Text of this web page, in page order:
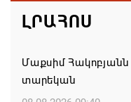
ԼՐԱՀՈՍ
Մաքսիմ
տարեկան